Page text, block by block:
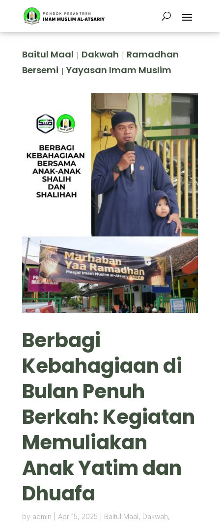
Baitul Maal | Dakwah | Ramadhan
Bersemi | Yayasan Imam Muslim
Berbagi
Kebahagiaan di
Bulan Penuh
Berkah: Kegiatan
Memuliakan
Anak Yatim dan
Dhuafa
by admin Apr 15, 2025 Baitul Maal, Dakwah,